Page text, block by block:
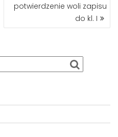
potwierdzenie woli zapisu
do kl. I